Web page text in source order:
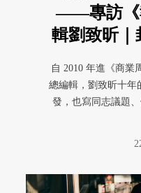
——專訪《
輯劉致昕｜
自 2010 年進《商業
總編輯，劉致昕十年
發，也寫同志議題